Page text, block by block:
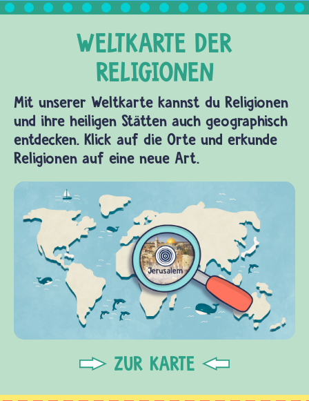
Mit unserer Weltkarte kannst du Religionen
und ihre heiligen Stätten auch geographisch
entdecken. Klick auf die Orte und erkunde
Religionen auf eine neue Art.
ZUR KARTE